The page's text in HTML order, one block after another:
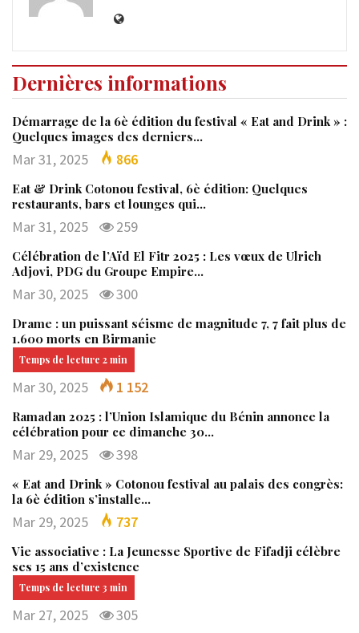
Dernières informations
Démarrage de la 6è édition du festival « Eat and Drink » :
Quelques images des derniers…
Mar 31, 2025 866
Eat & Drink Cotonou festival, 6è édition: Quelques
restaurants, bars et lounges qui…
Mar 31, 2025 259
Célébration de l’Aïd El Fitr 2025 : Les vœux de Ulrich
Adjovi, PDG du Groupe Empire…
Mar 30, 2025 300
Drame : un puissant séisme de magnitude 7, 7 fait plus de
1.600 morts en Birmanie
Mar 30, 2025 1 152
Ramadan 2025 : l’Union Islamique du Bénin annonce la
célébration pour ce dimanche 30…
Mar 29, 2025 398
« Eat and Drink » Cotonou festival au palais des congrès:
la 6è édition s’installe…
Mar 29, 2025 737
Vie associative : La Jeunesse Sportive de Fifadji célèbre
ses 15 ans d’existence
Mar 27, 2025 305